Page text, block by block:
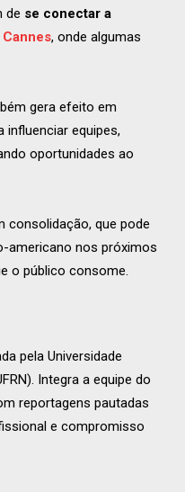
de se conectar a
Cannes, onde algumas
gera efeito em
influenciar equipes,
oportunidades ao
consolidação, que pode
americano nos próximos
o público consome.
pela Universidade
Integra a equipe do
reportagens pautadas
e compromisso